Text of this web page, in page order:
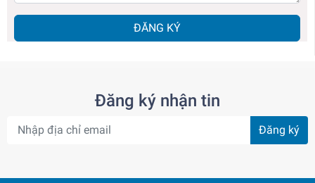
ĐĂNG KÝ
Đăng ký nhận tin
Đăng ký